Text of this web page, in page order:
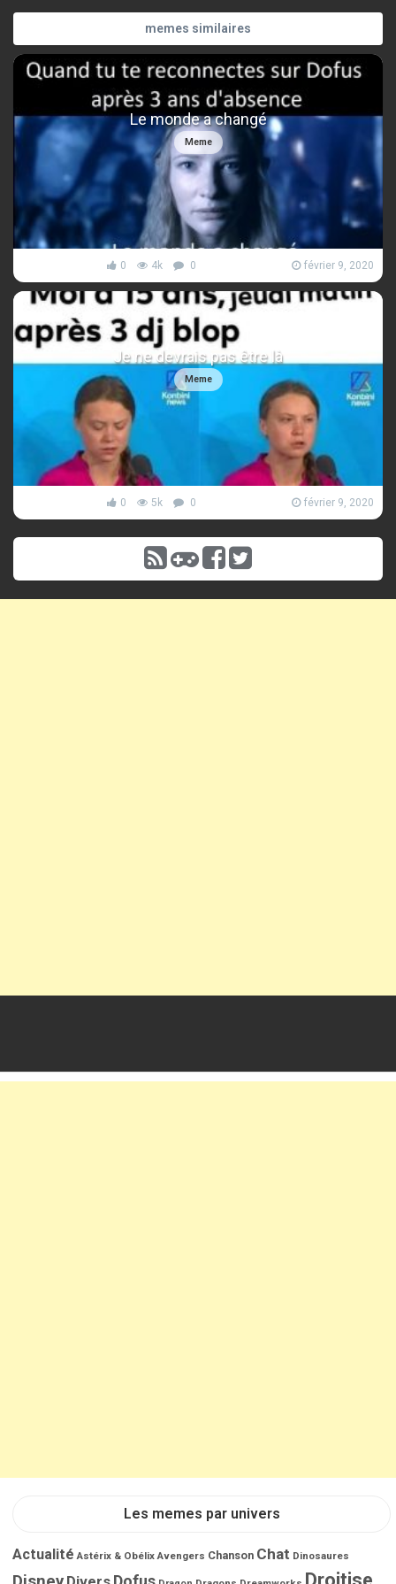
memes similaires
Le monde a changé
Meme
0 4k 0 février 9, 2020
Je ne devrais pas être là
Meme
0 5k 0 février 9, 2020
Les memes par univers
Actualité Astérix & Obélix Avengers Chanson Chat Dinosaures